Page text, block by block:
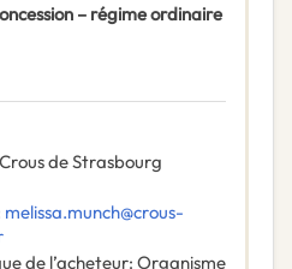
– régime ordinaire
Crous de Strasbourg
melissa.munch@crous-
de l’acheteur: Organisme